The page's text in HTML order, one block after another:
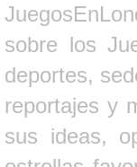
sobre los
deportes,
reportajes y
sus ideas,